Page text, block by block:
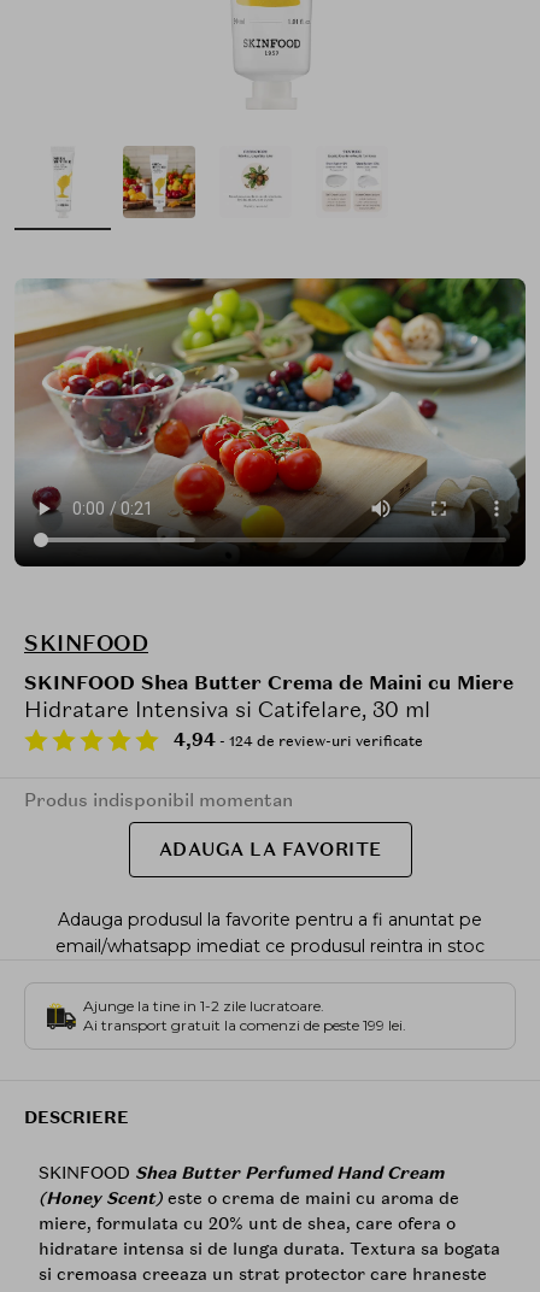
SKINFOOD
SKINFOOD Shea Butter Crema de Maini cu Miere
Hidratare Intensiva si Catifelare, 30 ml
4,94 - 124 de review-uri verificate
Produs indisponibil momentan
ADAUGA LA FAVORITE
Adauga produsul la favorite pentru a fi anuntat pe
email/whatsapp imediat ce produsul reintra in stoc
Ajunge la tine in 1-2 zile lucratoare.
Ai transport gratuit la comenzi de peste 199 lei.
DESCRIERE
SKINFOOD Shea Butter Perfumed Hand Cream
(Honey Scent) este o crema de maini cu aroma de
miere, formulata cu 20% unt de shea, care ofera o
hidratare intensa si de lunga durata. Textura sa bogata
si cremoasa creeaza un strat protector care hraneste